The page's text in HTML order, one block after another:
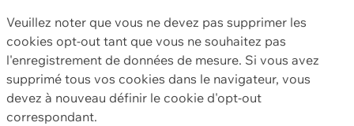
Veuillez noter que vous ne devez pas supprimer les
cookies opt-out tant que vous ne souhaitez pas
l'enregistrement de données de mesure. Si vous avez
supprimé tous vos cookies dans le navigateur, vous
devez à nouveau définir le cookie d'opt-out
correspondant.